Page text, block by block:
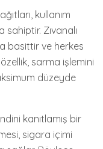
kullanım
Zıvanalı
basittir ve herkes
sarma işlemini
düzeyde
kanıtlamış bir
sigara içimi